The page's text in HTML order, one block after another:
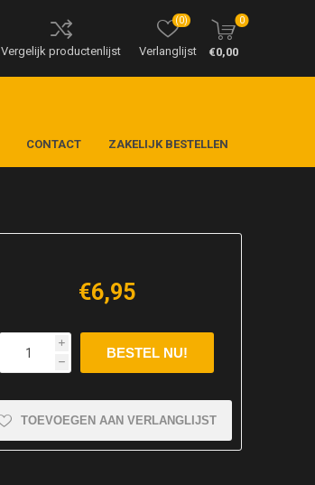
Vergelijk productenlijst Verlanglijst
(0) 0
€0,00
CONTACT ZAKELIJK BESTELLEN
€6,95
i
h
TOEVOEGEN AAN VERLANGLIJST